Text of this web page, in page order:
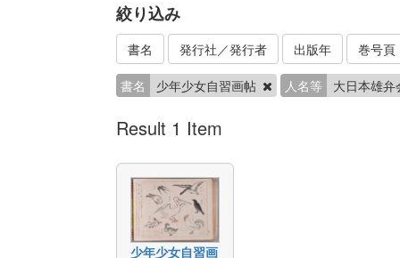
絞り込み
書名 発行社／発行者 出版年 巻号頁
書名 少年少女自習画帖 人名等 大日本雄
Result 1 Item
少年少女自習画